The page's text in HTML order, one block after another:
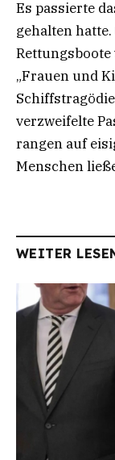
Es passierte
gehalten
Rettungsboote
„Frauen und
verzweifelte
rangen auf
Menschen
WEITER